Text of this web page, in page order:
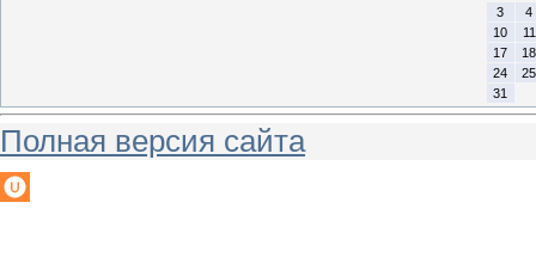
3
4
10
11
17
18
24
25
31
Полная версия сайта